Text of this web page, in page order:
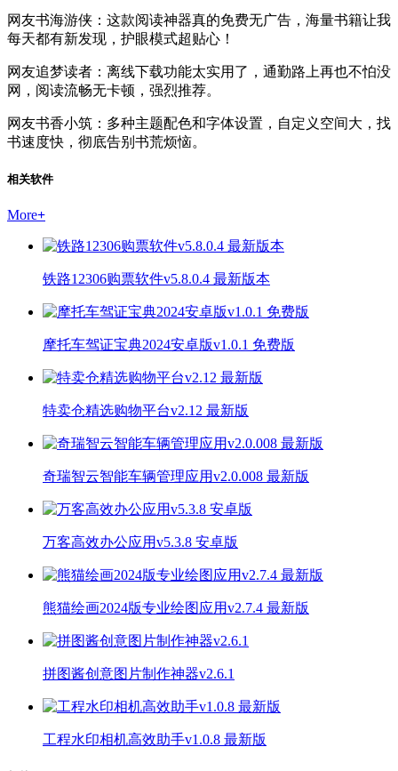
网友书海游侠：这款阅读神器真的免费无广告，海量书籍让我
每天都有新发现，护眼模式超贴心！
网友追梦读者：离线下载功能太实用了，通勤路上再也不怕没
网，阅读流畅无卡顿，强烈推荐。
网友书香小筑：多种主题配色和字体设置，自定义空间大，找
书速度快，彻底告别书荒烦恼。
相关软件
More+
铁路12306购票软件v5.8.0.4 最新版本
摩托车驾证宝典2024安卓版v1.0.1 免费版
特卖仓精选购物平台v2.12 最新版
奇瑞智云智能车辆管理应用v2.0.008 最新版
万客高效办公应用v5.3.8 安卓版
熊猫绘画2024版专业绘图应用v2.7.4 最新版
拼图酱创意图片制作神器v2.6.1
工程水印相机高效助手v1.0.8 最新版